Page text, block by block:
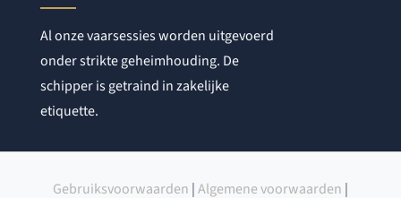
Al onze vaarsessies worden uitgevoerd
onder strikte geheimhouding. De
schipper is getraind in zakelijke
etiquette.
Gebruiksvoorwaarden |Algemene voorwaarden |